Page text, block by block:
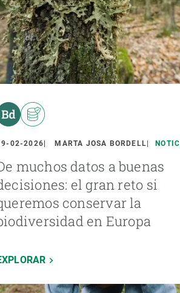
02-2026 MARTA JOSA BORDELL
muchos datos a buenas
el gran reto si
conservar la
en Europa